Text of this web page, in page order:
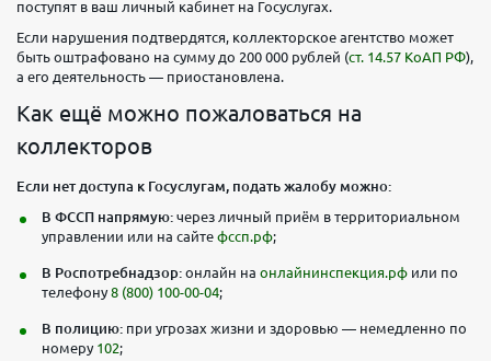
поступят в ваш личный кабинет на Госуслугах.
Если нарушения подтвердятся, коллекторское агентство может
быть оштрафовано на сумму до 200 000 рублей (ст. 14.57 КоАП РФ),
а его деятельность — приостановлена.
Как ещё можно пожаловаться на
коллекторов
Если нет доступа к Госуслугам, подать жалобу можно:
В ФССП напрямую: через личный приём в территориальном
управлении или на сайте фссп.рф;
В Роспотребнадзор: онлайн на онлайнинспекция.рф или по
телефону8 (800) 100-00-04;
В полицию: при угрозах жизни и здоровью — немедленно по
номеру 102;